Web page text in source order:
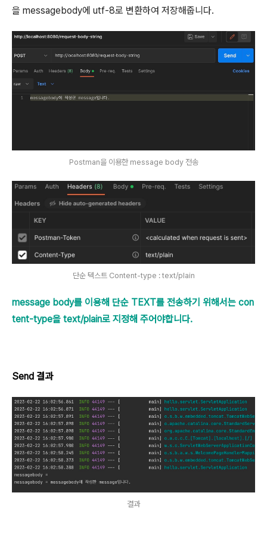
을 messagebody에 utf-8로 변환하여 저장해줍니다.
Postman을 이용한 message body 전송
단순 텍스트 Content-type : text/plain
message body를 이용해 단순 TEXT를 전송하기 위해서는 con
tent-type을 text/plain로 지정해 주어야합니다.
Send 결과
결과